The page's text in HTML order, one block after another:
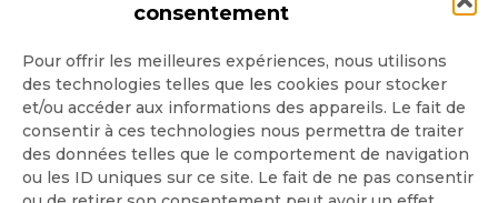
consentement
Pour offrir les meilleures expériences, nous utilisons
des technologies telles que les cookies pour stocker
et/ou accéder aux informations des appareils. Le fait de
consentir à ces technologies nous permettra de traiter
des données telles que le comportement de navigation
ou les ID uniques sur ce site. Le fait de ne pas consentir
Quotidienne
Hebdo